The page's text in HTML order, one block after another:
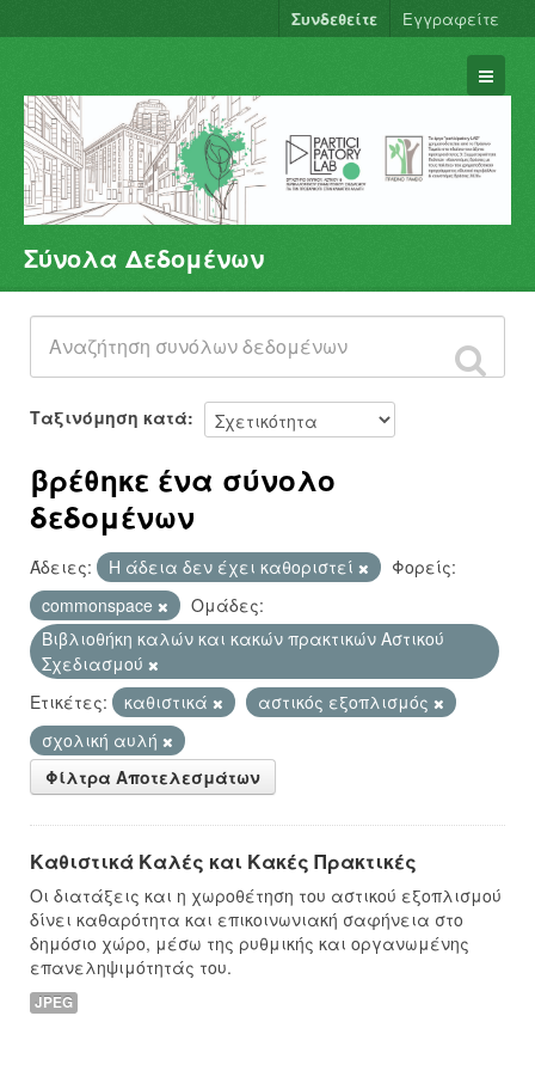
Συνδεθείτε Εγγραφείτε
Σύνολα Δεδομένων
Φορείς
Ομάδες
Σχετικά
Σύνολα Δεδομένων
Ταξινόμηση κατά
βρέθηκε ένα σύνολο
δεδομένων
Άδειες: Η άδεια δεν έχει καθοριστεί
Φορείς:
commonspace
Ομάδες:
Βιβλιοθήκη καλών και κακών πρακτικών Αστικού
Σχεδιασμού
Ετικέτες:
καθιστικά
αστικός εξοπλισμός
σχολική αυλή
Φίλτρα Αποτελεσμάτων
Καθιστικά Καλές και Κακές Πρακτικές
Οι διατάξεις και η χωροθέτηση του αστικού εξοπλισμού
δίνει καθαρότητα και επικοινωνιακή σαφήνεια στο
δημόσιο χώρο, μέσω της ρυθμικής και οργανωμένης
επανεληψιμότητάς του.
JPEG